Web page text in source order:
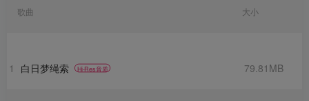
歌曲 大小
1 白日梦绳索 Hi-Res音质 79.81MB